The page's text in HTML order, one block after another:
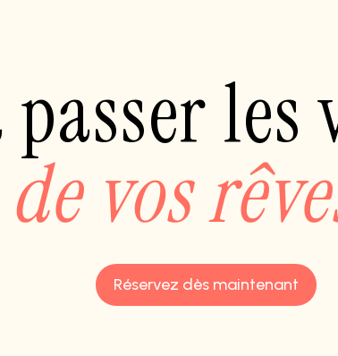
les
de vos
Réservez dès maintenant